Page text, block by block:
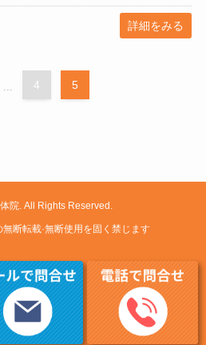
詳細をみる
... 4 5
院. All Rights Reserved.
無断転載·無断使用を固く禁じます